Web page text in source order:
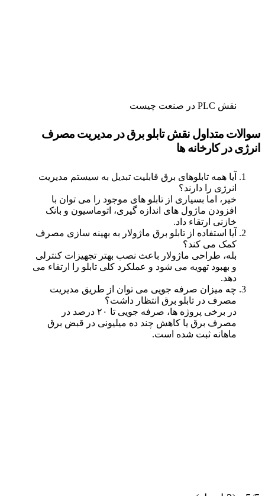
نقش PLC در صنعت چیست
سوالات متداول نقش تابلو برق در مدیریت مصرف
انرژی در کارخانه ها
آیا همه تابلوهای برق قابلیت تبدیل به سیستم مدیریت
انرژی را دارند؟
خیر، اما بسیاری از تابلو های موجود را می توان با
افزودن ماژول های اندازه گیری، اتوماسیون و بانک
خازنی ارتقاء داد.
آیا استفاده از تابلو برق ماژولار به بهینه سازی مصرف
کمک می کند؟
بله، طراحی ماژولار باعث نصب بهتر تجهیزات کنترلی
و بهبود تهویه می شود و عملکرد کلی تابلو را ارتقاء می
دهد.
چه میزان صرفه جویی می توان از طریق مدیریت
مصرف در تابلو برق انتظار داشت؟
در برخی پروژه ها، صرفه جویی تا ۲۰ درصد در
مصرف برق یا کاهش چند ده میلیونی در قبض برق
ماهانه ثبت شده است.